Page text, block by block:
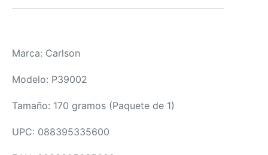
Marca: Carlson
Modelo: P39002
Tamaño: 170 gramos (Paquete de 1)
UPC: 088395335600